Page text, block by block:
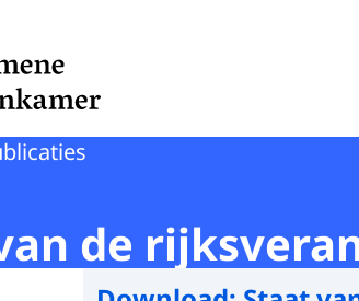
van Algemene Rekenkamer
de